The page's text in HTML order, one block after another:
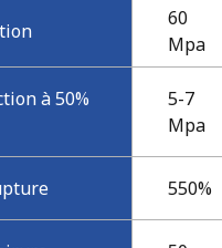
60
Mpa
à 50%
5-7
Mpa
550%